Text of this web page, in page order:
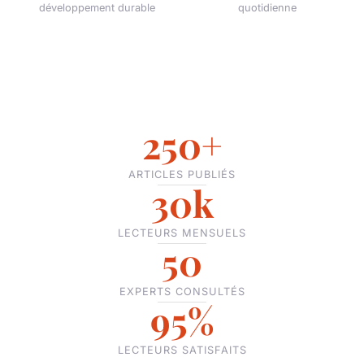
développement durable
quotidienne
250+
ARTICLES PUBLIÉS
30k
LECTEURS MENSUELS
50
EXPERTS CONSULTÉS
95%
LECTEURS SATISFAITS